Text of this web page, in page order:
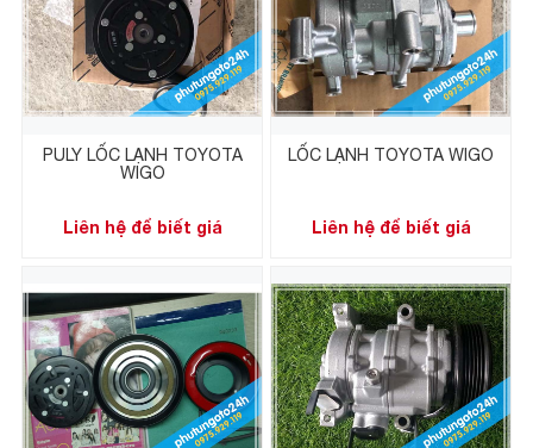
PULY LỐC LẠNH TOYOTA
WIGO
Liên hệ để biết giá
LỐC LẠNH TOYOTA WIGO
Liên hệ để biết giá